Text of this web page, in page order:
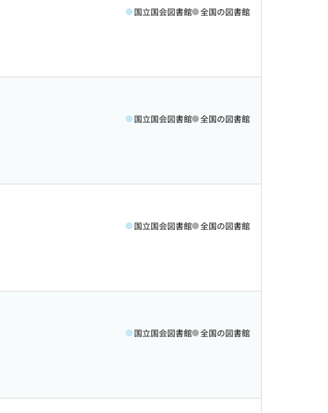
国立国会図書館 全国の図書館
国立国会図書館 全国の図書館
国立国会図書館 全国の図書館
国立国会図書館 全国の図書館